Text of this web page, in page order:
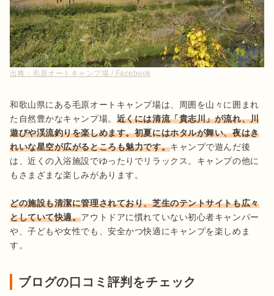
出典：毛原オートキャンプ場 / Facebook
和歌山県にある毛原オートキャンプ場は、周囲を山々に囲まれ
た自然豊かなキャンプ場。 近くには清流「貴志川」が流れ、川
遊びや渓流釣りを楽しめます。初夏にはホタルが舞い、夜はき
れいな星空が広がるところも魅力です。キャンプで遊んだ後
は、近くの入浴施設でゆったりでリラックス。キャンプの他に
もさまざまな楽しみがあります。
どの施設も清潔に管理されており、芝生のテントサイトも広々
としていて快適。アウトドアに慣れていない初心者キャンパー
や、子どもや女性でも、安全かつ快適にキャンプを楽しめま
す。
ブログの口コミ評判をチェック